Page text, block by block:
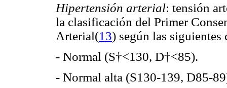
Hipertensión arterial: tensión
la clasificación del Primer
Arterial(13) según las siguientes
- Normal (S†<130, D†<85).
- Normal alta (S130-139, D85-